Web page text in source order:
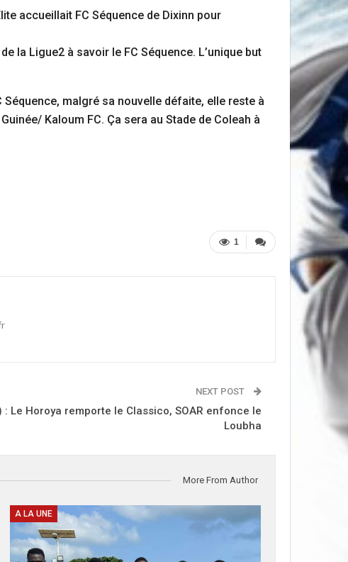
accueillait FC Séquence de Dixinn pour
la Ligue2 à savoir le FC Séquence. L’unique but
malgré sa nouvelle défaite, elle reste à
Kaloum FC. Ça sera au Stade de Coleah à
1
NEXT POST
: Le Horoya remporte le Classico, SOAR enfonce le
Loubha
More From Author
A LA UNE